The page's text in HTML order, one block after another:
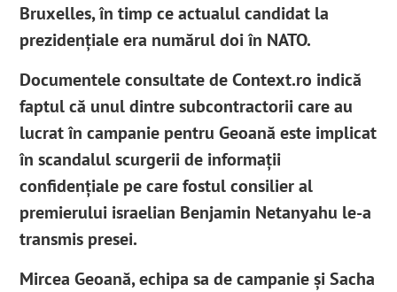
Bruxelles, în timp ce actualul candidat la
prezidențiale era numărul doi în NATO.
Documentele consultate de Context.ro indică
faptul că unul dintre subcontractorii care au
lucrat în campanie pentru Geoană este implicat
în scandalul scurgerii de informații
confidențiale pe care fostul consilier al
premierului israelian Benjamin Netanyahu le-a
transmis presei.
Mircea Geoană, echipa sa de campanie și Sacha